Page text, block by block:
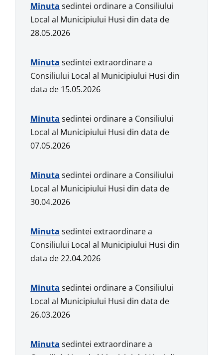
Minuta sedintei ordinare a Consiliului
Local al Municipiului Husi din data de
28.05.2026
Minuta sedintei extraordinare a
Consiliului Local al Municipiului Husi din
data de 15.05.2026
Minuta sedintei ordinare a Consiliului
Local al Municipiului Husi din data de
07.05.2026
Minuta sedintei ordinare a Consiliului
Local al Municipiului Husi din data de
30.04.2026
Minuta sedintei extraordinare a
Consiliului Local al Municipiului Husi din
data de 22.04.2026
Minuta sedintei ordinare a Consiliului
Local al Municipiului Husi din data de
26.03.2026
Minuta sedintei extraordinare a